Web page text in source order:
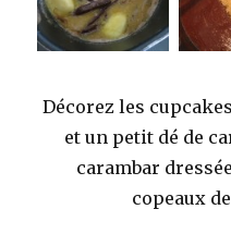
Décorez les
et un petit dé de
carambar
copeaux